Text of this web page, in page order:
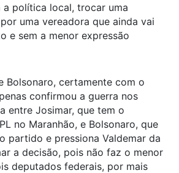
a política local, trocar uma
uma vereadora que ainda vai
e sem a menor expressão
Bolsonaro, certamente com o
confirmou a guerra nos
entre Josimar, que tem o
no Maranhão, e Bolsonaro, que
partido e pressiona Valdemar da
a decisão, pois não faz o menor
deputados federais, por mais